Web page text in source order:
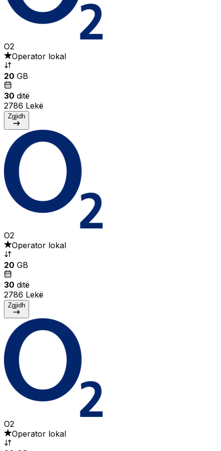
O2
Operator lokal
20 GB
30 ditë
2786 Lekë
Zgjidh
O2
Operator lokal
20 GB
30 ditë
2786 Lekë
Zgjidh
O2
Operator lokal